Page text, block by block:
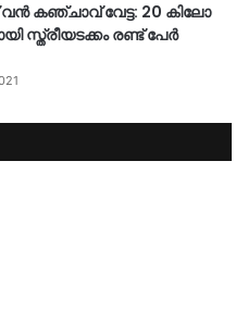
കഞ്ചാവ് വേട്ട: 20 കിലോ
സ്ത്രീയടക്കം രണ്ട് പേർ